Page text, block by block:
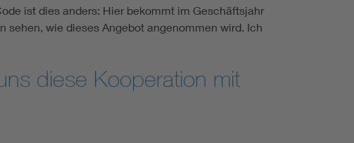
ist dies anders: Hier bekommt im Geschäftsjahr
sehen, wie dieses Angebot ange­nommen wird. Ich
diese Kooperation mit